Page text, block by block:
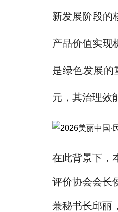
新发展阶段的
产品价值实现
是绿色发展的
元，其治理效
在此背景下，
评价协会会长
兼秘书长邱丽